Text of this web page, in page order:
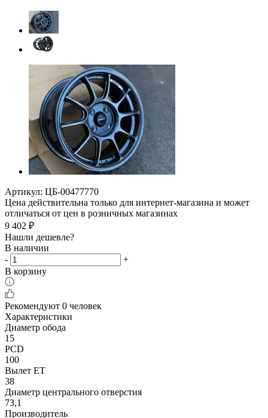
Артикул: ЦБ-00477770
Цена действительна только для интернет-магазина и может
отличаться от цен в розничных магазинах
9 402 ₽
Нашли дешевле?
В наличии
-
+
В корзину
Рекомендуют 0 человек
Характеристики
Диаметр обода
15
PCD
100
Вылет ET
38
Диаметр центрального отверстия
73,1
Производитель